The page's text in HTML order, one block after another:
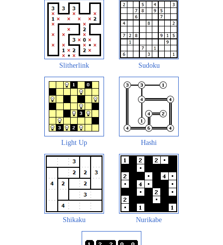
Slitherlink Sudoku
Light Up Hashi
Shikaku Nurikabe